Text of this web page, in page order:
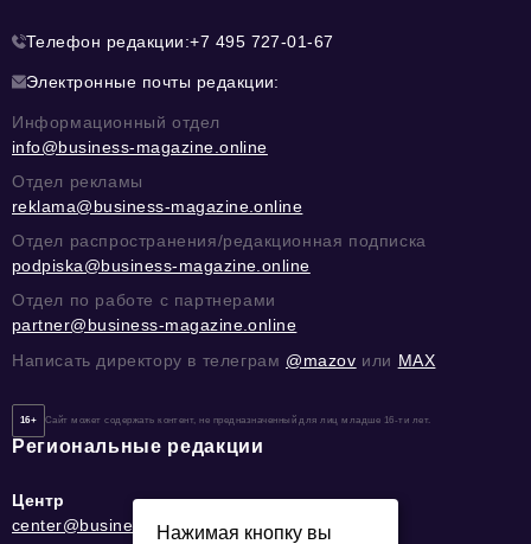
Телефон редакции:+7 495 727-01-67
Электронные почты редакции:
Информационный отдел
info@business-magazine.online
Отдел рекламы
reklama@business-magazine.online
Отдел распространения/редакционная подписка
podpiska@business-magazine.online
Отдел по работе с партнерами
partner@business-magazine.online
Написать директору в телеграм @mazov или MAX
16+ Сайт может содержать контент, не предназначенный для лиц младше 16-ти лет.
Региональные редакции
Центр
center@business-magazine.online
Нажимая кнопку вы